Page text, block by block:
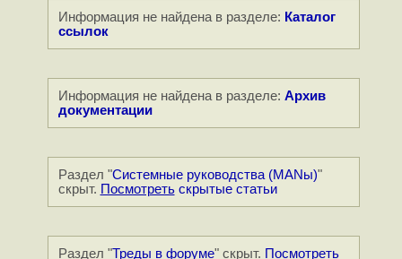
Информация не найдена в разделе: Каталог
ссылок
Информация не найдена в разделе: Архив
документации
Раздел "Системные руководства (MANы)"
скрыт. Посмотретьскрытые статьи
Раздел "Треды в форуме" скрыт. Посмотреть